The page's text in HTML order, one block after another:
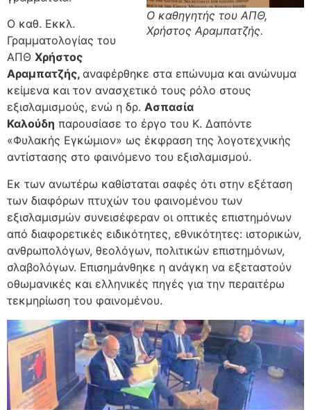
Ο καθηγητής του ΑΠΘ,
Χρήστος Αραμπατζής.
Ο καθ. Εκκλ.
Γραμματολογίας του
ΑΠΘ Χρήστος
Αραμπατζής, αναφέρθηκε στα επώνυμα και ανώνυμα
κείμενα και τον ανασχετικό τους ρόλο στους
εξισλαμισμούς, ενώ η δρ. Ασπασία
Καλούδη παρουσίασε το έργο του Κ. Δαπόντε
«Φυλακής Εγκώμιον» ως έκφραση της λογοτεχνικής
αντίστασης στο φαινόμενο του εξισλαμισμού.
Εκ των ανωτέρω καθίσταται σαφές ότι στην εξέταση
των διαφόρων πτυχών του φαινομένου των
εξισλαμισμών συνεισέφεραν οι οπτικές επιστημόνων
από διαφορετικές ειδικότητες, εθνικότητες: ιστορικών,
ανθρωπολόγων, θεολόγων, πολιτικών επιστημόνων,
σλαβολόγων. Επισημάνθηκε η ανάγκη να εξεταστούν
οθωμανικές και ελληνικές πηγές για την περαιτέρω
τεκμηρίωση του φαινομένου.